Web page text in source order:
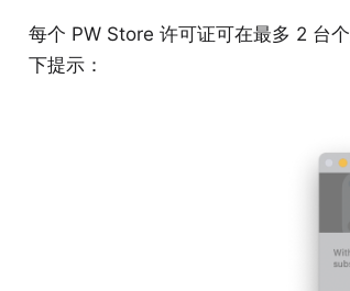
每个 PW Store 许可证可在最多 2 台
下提示：